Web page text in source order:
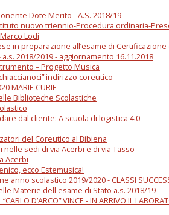
Dote Merito - A.S. 2018/19
nuovo triennio-Procedura ordinaria-
Lodi
in preparazione all’esame di Certificazione
2018/2019 - aggiornamento 16.11.2018
– Progetto Musica
indirizzo coreutico
MARIE CURIE
Biblioteche Scolastiche
dal cliente: A scuola di logistica 4.0
del Coreutico al Bibiena
sedi di via Acerbi e di via Tasso
Acerbi
ecco Estemusica!
anno scolastico 2019/2020 - CLASSI
Materie dell'esame di Stato a.s. 2018/19
D’ARCO” VINCE - IN ARRIVO IL